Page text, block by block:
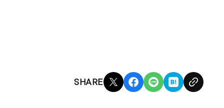
SHARE